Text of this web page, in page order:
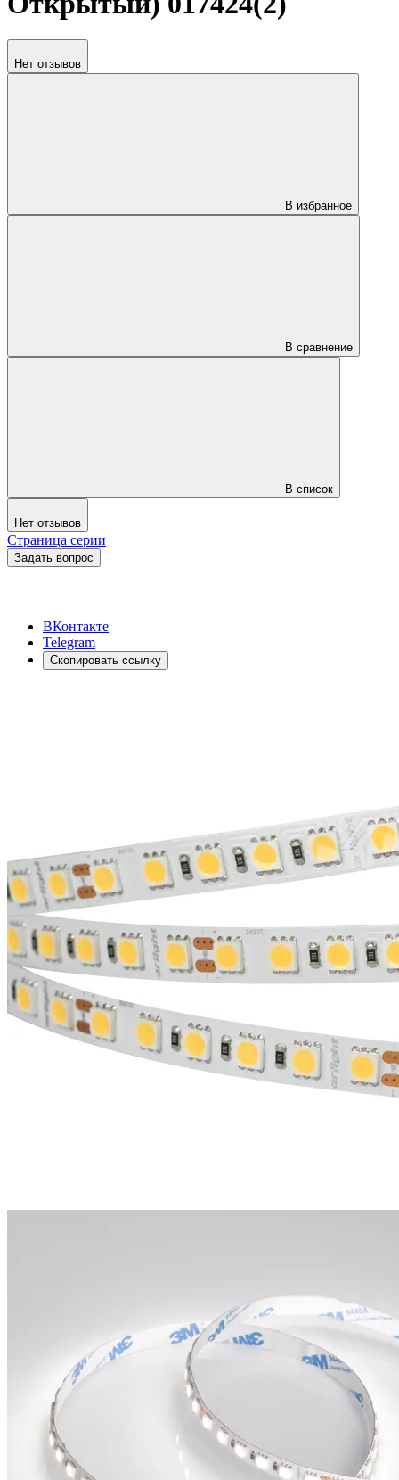
Нет отзывов
В избранное
В сравнение
В список
Нет отзывов
Страница серии
Задать вопрос
ВКонтакте
Telegram
Скопировать ссылку